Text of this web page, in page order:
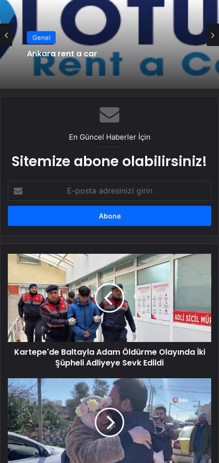
Genel
Ankara rent a car
En Güncel Haberler İçin
Sitemize abone olabilirsiniz!
posta
adresinizi
Kartepe'de
Baltayla
Öldürme
Olayında
İki
Şüpheli
Adliyeye
Sevk
Edildi
Kartepe'de Baltayla Adam Öldürme Olayında İki
Şüpheli Adliyeye Sevk Edildi
Cenin
Amro
Ailesine
Kavuştu